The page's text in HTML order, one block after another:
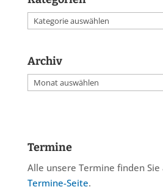
Kategorien
Archiv
Archiv
Termine
Alle unsere Termine finden
Termine-Seite.